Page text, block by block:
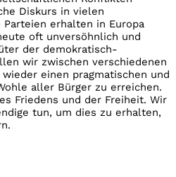
Diskurs in vielen
erhalten in Europa
oft unversöhnlich und
der demokratisch-
wir zwischen verschiedenen
einen pragmatischen und
aller Bürger zu erreichen.
Friedens und der Freiheit. Wir
tun, um dies zu erhalten,